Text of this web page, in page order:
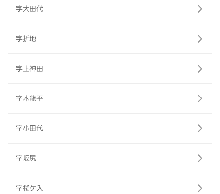
字大田代
字折地
字上神田
字木龍平
字小田代
字坂尻
字桜ケ入